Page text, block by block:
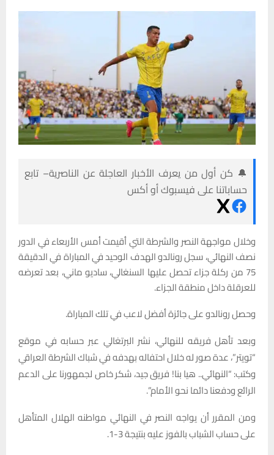
🔔 كن أول من يعرف الأخبار العاجلة عن الناصرية– تابع
حساباتنا على فيسبوك أو أكس
وخلال مواجهة النصر والشرطة التي أقيمت أمس الأربعاء في الدور
نصف النهائي، سجل رونالدو الهدف الوحيد في المباراة في الدقيقة
75 من ركلة جزاء تحصل عليها السنغالي، ساديو ماني، بعد تعرضه
للعرقلة داخل منطقة الجزاء.
وحصل رونالدو على جائزة أفضل لاعب في تلك المباراة.
وبعد تأهل فريقه للنهائي، نشر البرتغالي عبر حسابه في موقع
“تويتر”، عدة صور له خلال احتفاله بهدفه في شباك الشرطة العراقي
وكتب: “النهائي.. هيا بنا! فريق جيد، شكر خاص لجمهورنا على الدعم
الرائع ودفعنا دائما نحو الأمام”.
ومن المقرر أن يواجه النصر في النهائي مواطنه الهلال المتأهل
على حساب الشباب بالفوز عليه بنتيجة 3-1.